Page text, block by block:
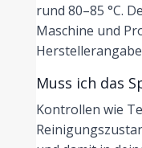
rund 80–85 °C.
Maschine und
Muss ich das
Kontrollen wie